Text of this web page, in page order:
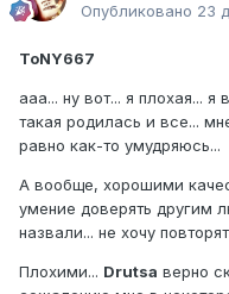
Опубликовано 23
ToNY667
ааа... ну вот... я плохая...
такая родилась и все...
равно как-то умудряюсь...
А вообще, хорошими
умение доверять другим
назвали... не хочу
Плохими... Drutsa верно